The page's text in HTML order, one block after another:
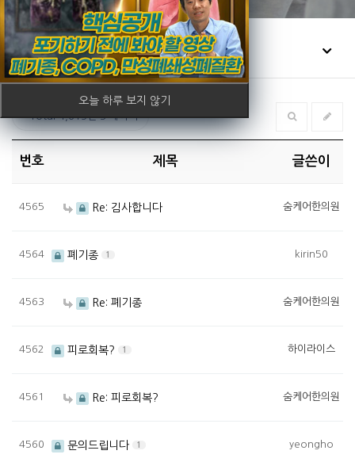
오늘 하루 보지 않기
커뮤니티 유튜브
Total 4,615건3 페이지
번호 제목 글쓴이
4565 Re: 김사합니다 숨케어한의원
4564 폐기종 1 kirin50
4563 Re: 폐기종 숨케어한의원
4562 피로회복? 1 하이라이스
4561 Re: 피로회복? 숨케어한의원
4560 문의드립니다 1 yeongho